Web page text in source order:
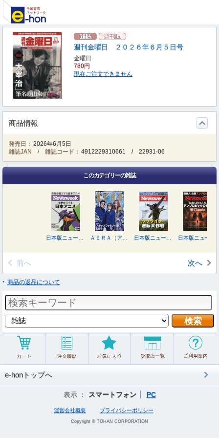
週刊金曜日 ２０２６年６月５日号
金曜日
780円
現在ご注文できません
商品情報
発売日： 2026年6月5日
雑誌JAN / 雑誌コード： 4912229310661 /22931-06
このカテゴリーの雑誌
前へ 次へ
商品の返品について
e-honトップへ
表示 ： スマートフォン PC
運営会社概要 プライバシーポリシー
Copyright © TOHAN CORPORATION